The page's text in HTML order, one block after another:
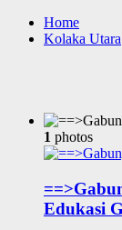
Home
Kolaka Utara
1 photos
Edukasi